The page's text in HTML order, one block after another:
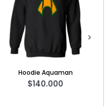
Camiseta Pink Floyd 3
$60.000